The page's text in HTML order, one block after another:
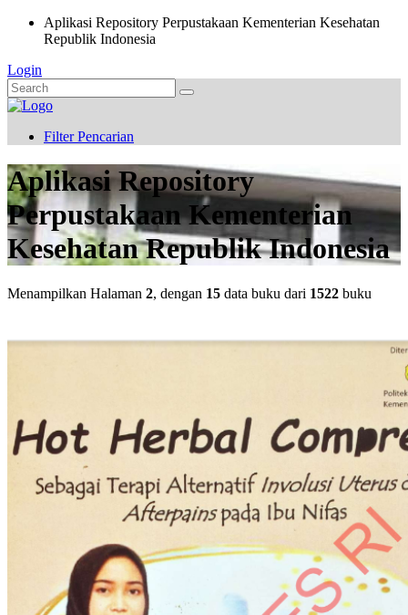
Aplikasi Repository Perpustakaan Kementerian Kesehatan
Republik Indonesia
Login
Filter Pencarian
Aplikasi Repository
Perpustakaan Kementerian
Kesehatan Republik Indonesia
Menampilkan Halaman 2, dengan 15 data buku dari 1522 buku